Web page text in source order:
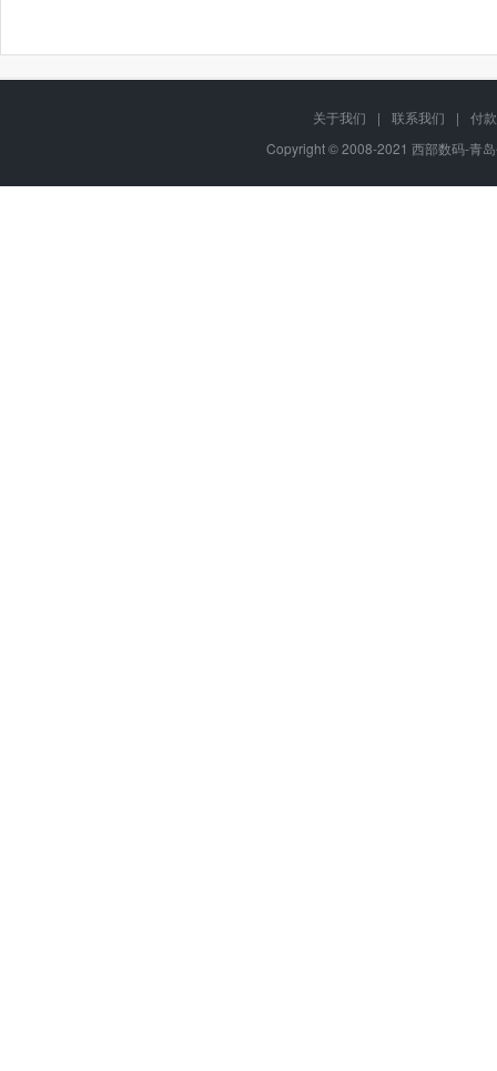
关于我们 | 联系我们 |
付
Copyright © 2008-2021 西部数码-青